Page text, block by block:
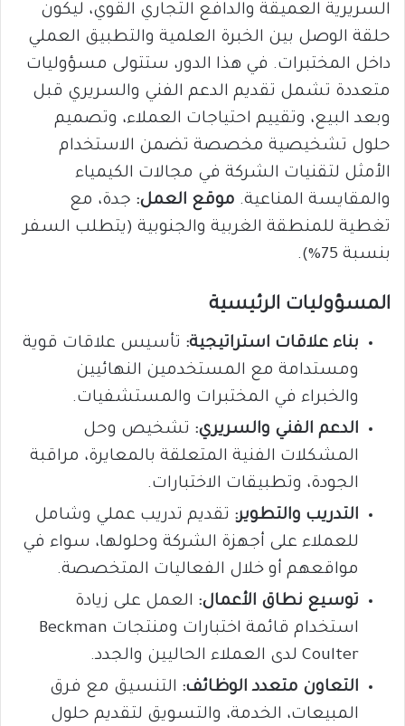
السريرية العميقة والدافع التجاري القوي، ليكون
حلقة الوصل بين الخبرة العلمية والتطبيق العملي
داخل المختبرات. في هذا الدور، ستتولى مسؤوليات
متعددة تشمل تقديم الدعم الفني والسريري قبل
وبعد البيع، وتقييم احتياجات العملاء، وتصميم
حلول تشخيصية مخصصة تضمن الاستخدام
الأمثل لتقنيات الشركة في مجالات الكيمياء
والمقايسة المناعية. موقع العمل: جدة، مع
تغطية للمنطقة الغربية والجنوبية (يتطلب السفر
بنسبة 75%).
المسؤوليات الرئيسية
بناء علاقات استراتيجية: تأسيس علاقات قوية
ومستدامة مع المستخدمين النهائيين
والخبراء في المختبرات والمستشفيات.
الدعم الفني والسريري: تشخيص وحل
المشكلات الفنية المتعلقة بالمعايرة، مراقبة
الجودة، وتطبيقات الاختبارات.
التدريب والتطوير: تقديم تدريب عملي وشامل
للعملاء على أجهزة الشركة وحلولها، سواء في
مواقعهم أو خلال الفعاليات المتخصصة.
توسيع نطاق الأعمال: العمل على زيادة
استخدام قائمة اختبارات ومنتجات Beckman
Coulter لدى العملاء الحاليين والجدد.
التعاون متعدد الوظائف: التنسيق مع فرق
المبيعات، الخدمة، والتسويق لتقديم حلول